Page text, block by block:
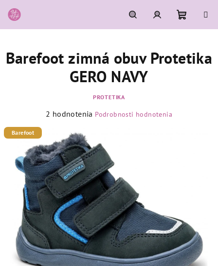
na
obsah
HľadaťPrihlásenie
košík
Barefoot zimná obuv Protetika
GERO NAVY
PROTETIKA
Priemerné
produktu
je
5,0
z
5
hviezdičiek.
2 hodnotenia Podrobnosti hodnotenia
Barefoot